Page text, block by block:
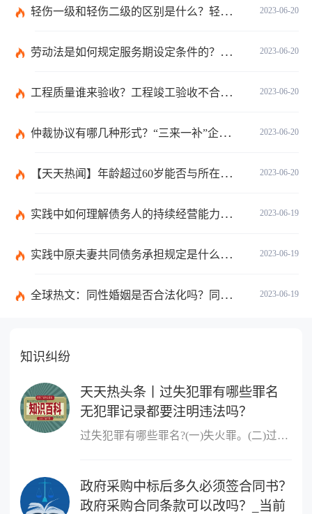
2023-06-20
轻伤一级和轻伤二级的区别是什么？轻伤一级的内容都包括哪些？
2023-06-20
劳动法是如何规定服务期设定条件的？劳动法调整的劳动关系包含哪些呢？
2023-06-20
工程质量谁来验收？工程竣工验收不合格如何处理？-焦点关注
2023-06-20
仲裁协议有哪几种形式？“三来一补”企业的劳动仲裁争议申诉书主体是谁？-全球焦点
2023-06-20
【天天热闻】年龄超过60岁能否与所在单位建立劳动关系？领取退休金有哪些条件？
2023-06-19
实践中如何理解债务人的持续经营能力？有什么债务人财务的影响？
2023-06-19
实践中原夫妻共同债务承担规定是什么？离婚时债权分割依据是什么？
2023-06-19
全球热文：同性婚姻是否合法化吗？同性婚姻合法国家有哪些？
知识纠纷
天天热头条丨过失犯罪有哪些罪名
无犯罪记录都要注明违法吗？
过失犯罪有哪些罪名?(一)失火罪。(二)过失决水罪。(三)过失爆炸罪。
政府采购中标后多久必须签合同书？
政府采购合同条款可以改吗？_当前